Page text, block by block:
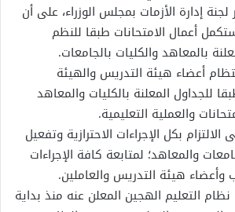
لجنة إدارة الأزمات بمجلس الوزراء، على أن
أعمال الامتحانات طبقا للنظم
بالمعاهد والكليات بالجامعات.
أعضاء هيئة التدريس والهيئة
للجداول المعلنة بالكليات والمعاهد
والعملية التعليمية.
بكل الإجراءات الاحترازية وتفعيل
والمعاهد؛ لمتابعة كافة الإجراءات
هيئة التدريس والعاملين.
التعليم الهجين المعلن عنه منذ بداية